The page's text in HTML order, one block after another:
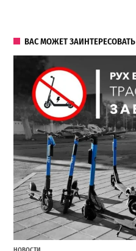
ВАС МОЖЕТ ЗАИНТЕРЕСОВАТЬ